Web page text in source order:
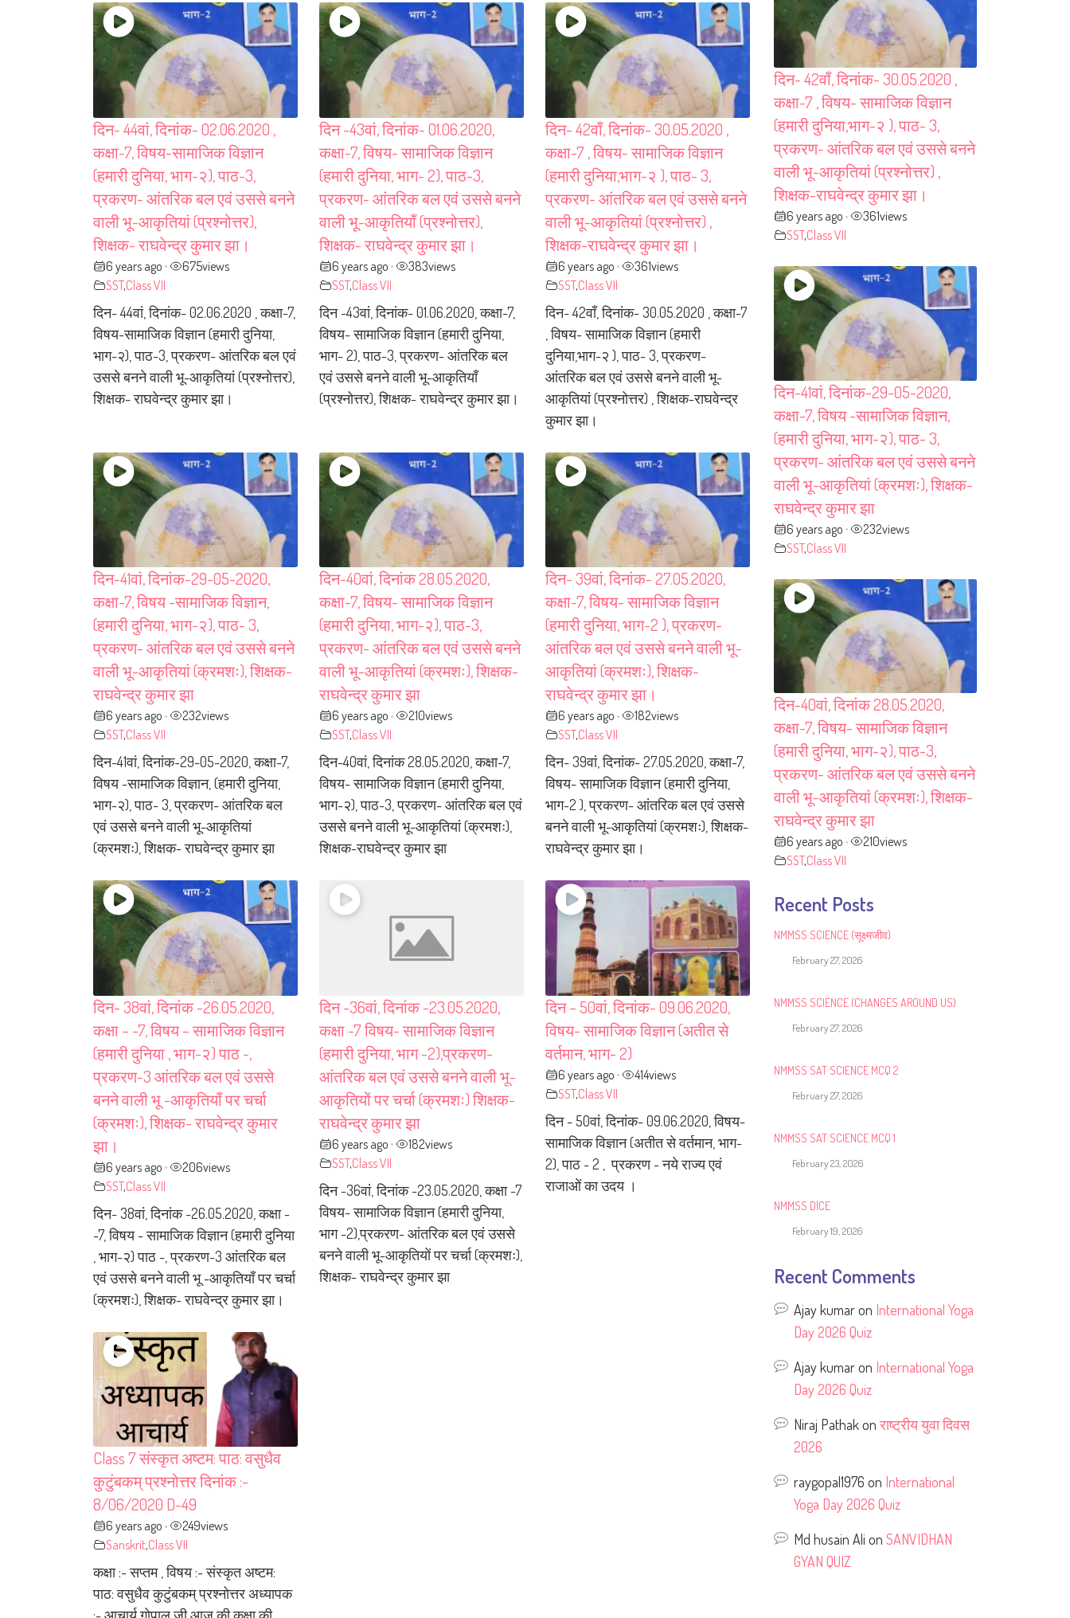
दिन- 44वां, दिनांक- 02.06.2020 ,
कक्षा-7, विषय-सामाजिक विज्ञान
(हमारी दुनिया, भाग-२), पाठ-3,
प्रकरण- आंतरिक बल एवं उससे बनने
वाली भू-आकृतियां (प्रश्नोत्तर),
शिक्षक- राघवेन्द्र कुमार झा।
6 years ago • 675views
SST,Class VII
दिन- 44वां, दिनांक- 02.06.2020 , कक्षा-7,
विषय-सामाजिक विज्ञान (हमारी दुनिया,
भाग-२), पाठ-3, प्रकरण- आंतरिक बल एवं
उससे बनने वाली भू-आकृतियां (प्रश्नोत्तर),
शिक्षक- राघवेन्द्र कुमार झा।
दिन -43वां, दिनांक- 01.06.2020,
कक्षा-7, विषय- सामाजिक विज्ञान
(हमारी दुनिया, भाग- 2), पाठ-3,
प्रकरण- आंतरिक बल एवं उससे बनने
वाली भू-आकृतियाँ (प्रश्नोत्तर),
शिक्षक- राघवेन्द्र कुमार झा।
6 years ago • 383views
SST,Class VII
दिन -43वां, दिनांक- 01.06.2020, कक्षा-7,
विषय- सामाजिक विज्ञान (हमारी दुनिया,
भाग- 2), पाठ-3, प्रकरण- आंतरिक बल
एवं उससे बनने वाली भू-आकृतियाँ
(प्रश्नोत्तर), शिक्षक- राघवेन्द्र कुमार झा।
दिन- 42वाँ, दिनांक- 30.05.2020 ,
कक्षा-7 , विषय- सामाजिक विज्ञान
(हमारी दुनिया,भाग-२ ), पाठ- 3,
प्रकरण- आंतरिक बल एवं उससे बनने
वाली भू-आकृतियां (प्रश्नोत्तर) ,
शिक्षक-राघवेन्द्र कुमार झा।
6 years ago • 361views
SST,Class VII
दिन- 42वाँ, दिनांक- 30.05.2020 , कक्षा-7
, विषय- सामाजिक विज्ञान (हमारी
दुनिया,भाग-२ ), पाठ- 3, प्रकरण-
आंतरिक बल एवं उससे बनने वाली भू-
आकृतियां (प्रश्नोत्तर) , शिक्षक-राघवेन्द्र
कुमार झा।
दिन-41वां, दिनांक-29-05-2020,
कक्षा-7, विषय -सामाजिक विज्ञान,
(हमारी दुनिया, भाग-२), पाठ- 3,
प्रकरण- आंतरिक बल एवं उससे बनने
वाली भू-आकृतियां (क्रमशः), शिक्षक-
राघवेन्द्र कुमार झा
6 years ago • 232views
SST,Class VII
दिन-41वां, दिनांक-29-05-2020, कक्षा-7,
विषय -सामाजिक विज्ञान, (हमारी दुनिया,
भाग-२), पाठ- 3, प्रकरण- आंतरिक बल
एवं उससे बनने वाली भू-आकृतियां
(क्रमशः), शिक्षक- राघवेन्द्र कुमार झा
दिन-40वां, दिनांक 28.05.2020,
कक्षा-7, विषय- सामाजिक विज्ञान
(हमारी दुनिया, भाग-२), पाठ-3,
प्रकरण- आंतरिक बल एवं उससे बनने
वाली भू-आकृतियां (क्रमशः), शिक्षक-
राघवेन्द्र कुमार झा
6 years ago • 210views
SST,Class VII
दिन-40वां, दिनांक 28.05.2020, कक्षा-7,
विषय- सामाजिक विज्ञान (हमारी दुनिया,
भाग-२), पाठ-3, प्रकरण- आंतरिक बल एवं
उससे बनने वाली भू-आकृतियां (क्रमशः),
शिक्षक-राघवेन्द्र कुमार झा
दिन- 39वां, दिनांक- 27.05.2020,
कक्षा-7, विषय- सामाजिक विज्ञान
(हमारी दुनिया, भाग-2 ), प्रकरण-
आंतरिक बल एवं उससे बनने वाली भू-
आकृतियां (क्रमशः), शिक्षक-
राघवेन्द्र कुमार झा।
6 years ago • 182views
SST,Class VII
दिन- 39वां, दिनांक- 27.05.2020, कक्षा-7,
विषय- सामाजिक विज्ञान (हमारी दुनिया,
भाग-2 ), प्रकरण- आंतरिक बल एवं उससे
बनने वाली भू-आकृतियां (क्रमशः), शिक्षक-
राघवेन्द्र कुमार झा।
दिन- 38वां, दिनांक -26.05.2020,
कक्षा – -7, विषय – सामाजिक विज्ञान
(हमारी दुनिया , भाग-२) पाठ -,
प्रकरण-3 आंतरिक बल एवं उससे
बनने वाली भू -आकृतियाँ पर चर्चा
(क्रमशः), शिक्षक- राघवेन्द्र कुमार
झा।
6 years ago • 206views
SST,Class VII
दिन- 38वां, दिनांक -26.05.2020, कक्षा -
-7, विषय - सामाजिक विज्ञान (हमारी दुनिया
, भाग-२) पाठ -, प्रकरण-3 आंतरिक बल
एवं उससे बनने वाली भू -आकृतियाँ पर चर्चा
(क्रमशः), शिक्षक- राघवेन्द्र कुमार झा।
दिन -36वां, दिनांक -23.05.2020,
कक्षा -7 विषय- सामाजिक विज्ञान
(हमारी दुनिया, भाग -2),प्रकरण-
आंतरिक बल एवं उससे बनने वाली भू-
आकृतियों पर चर्चा (क्रमशः) शिक्षक-
राघवेन्द्र कुमार झा
6 years ago • 182views
SST,Class VII
दिन -36वां, दिनांक -23.05.2020, कक्षा -7
विषय- सामाजिक विज्ञान (हमारी दुनिया,
भाग -2),प्रकरण- आंतरिक बल एवं उससे
बनने वाली भू-आकृतियों पर चर्चा (क्रमशः),
शिक्षक- राघवेन्द्र कुमार झा
दिन – 50वां, दिनांक- 09.06.2020,
विषय- सामाजिक विज्ञान (अतीत से
वर्तमान, भाग- 2)
6 years ago • 414views
SST,Class VII
दिन - 50वां, दिनांक- 09.06.2020, विषय-
सामाजिक विज्ञान (अतीत से वर्तमान, भाग-
2), पाठ - 2 , प्रकरण - नये राज्य एवं
राजाओं का उदय ।
Class 7 संस्कृत अष्टम: पाठ: वसुधैव
कुटुंबकम् प्रश्नोत्तर दिनांक :-
‌8/06/2020 D-49
6 years ago • 249views
Sanskrit,Class VII
कक्षा :- सप्तम , विषय :- संस्कृत अष्टम:
पाठ: वसुधैव कुटुंबकम् प्रश्नोत्तर अध्यापक
दिन- 42वाँ, दिनांक- 30.05.2020 ,
कक्षा-7 , विषय- सामाजिक विज्ञान
(हमारी दुनिया,भाग-२ ), पाठ- 3,
प्रकरण- आंतरिक बल एवं उससे बनने
वाली भू-आकृतियां (प्रश्नोत्तर) ,
शिक्षक-राघवेन्द्र कुमार झा।
6 years ago • 361views
SST,Class VII
दिन-41वां, दिनांक-29-05-2020,
कक्षा-7, विषय -सामाजिक विज्ञान,
(हमारी दुनिया, भाग-२), पाठ- 3,
प्रकरण- आंतरिक बल एवं उससे बनने
वाली भू-आकृतियां (क्रमशः), शिक्षक-
राघवेन्द्र कुमार झा
6 years ago • 232views
SST,Class VII
दिन-40वां, दिनांक 28.05.2020,
कक्षा-7, विषय- सामाजिक विज्ञान
(हमारी दुनिया, भाग-२), पाठ-3,
प्रकरण- आंतरिक बल एवं उससे बनने
वाली भू-आकृतियां (क्रमशः), शिक्षक-
राघवेन्द्र कुमार झा
6 years ago • 210views
SST,Class VII
Recent Posts
NMMSS SCIENCE (सूक्ष्मजीव)
February 27, 2026
NMMSS SCIENCE (CHANGES AROUND US)
February 27, 2026
NMMSS SAT SCIENCE MCQ 2
February 27, 2026
NMMSS SAT SCIENCE MCQ 1
February 23, 2026
NMMSS DICE
February 19, 2026
Recent Comments
Ajay kumaron International Yoga
Day 2026 Quiz
Ajay kumaron International Yoga
Day 2026 Quiz
Niraj Pathakonराष्ट्रीय युवा दिवस
2026
raygopal1976 on International
Yoga Day 2026 Quiz
Md husain Ali on SANVIDHAN
GYAN QUIZ